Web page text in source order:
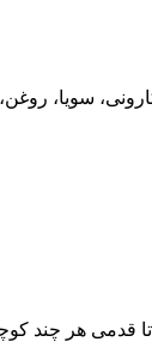
سویا،
تا قدمی هر چند